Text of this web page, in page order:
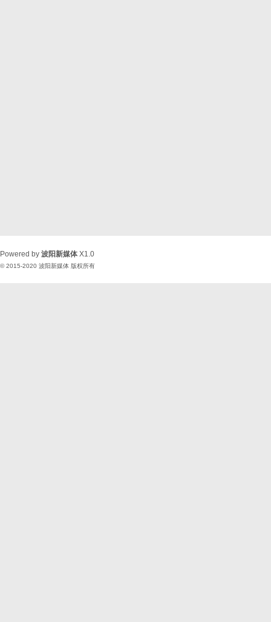
Powered by 波阳新媒体 X1.0
© 2015-2020 波阳新媒体 版权所有